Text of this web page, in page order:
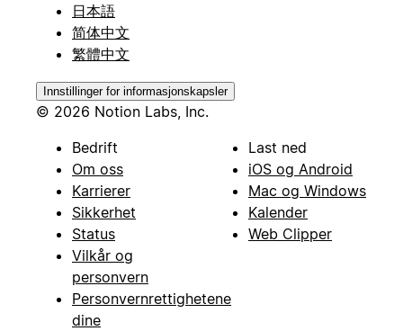
日本語
简体中文
繁體中文
Innstillinger for informasjonskapsler
© 2026 Notion Labs, Inc.
Bedrift
Om oss
Karrierer
Sikkerhet
Status
Vilkår og
personvern
Personvernrettighetene
dine
Last ned
iOS og Android
Mac og Windows
Kalender
Web Clipper